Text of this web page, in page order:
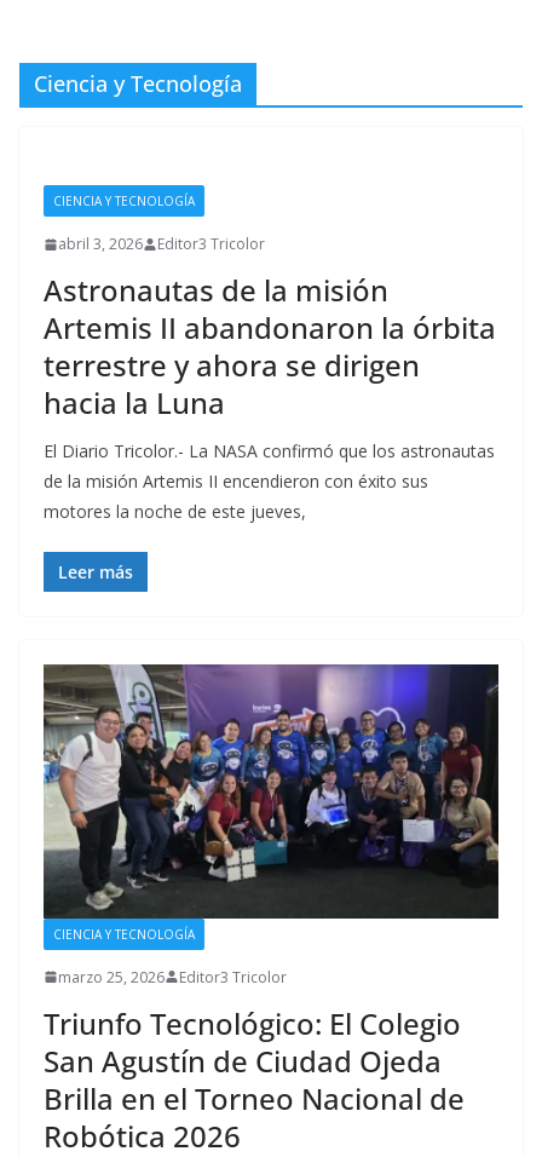
Ciencia y Tecnología
CIENCIA Y TECNOLOGÍA
abril 3, 2026 Editor3 Tricolor
Astronautas de la misión
Artemis II abandonaron la órbita
terrestre y ahora se dirigen
hacia la Luna
El Diario Tricolor.- La NASA confirmó que los astronautas
de la misión Artemis II encendieron con éxito sus
motores la noche de este jueves,
Leer más
CIENCIA Y TECNOLOGÍA
marzo 25, 2026 Editor3 Tricolor
Triunfo Tecnológico: El Colegio
San Agustín de Ciudad Ojeda
Brilla en el Torneo Nacional de
Robótica 2026​